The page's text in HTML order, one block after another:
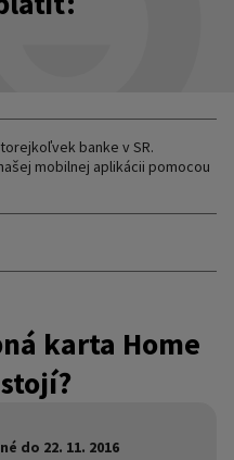
tak, aby bola
banke v SR.
mobilnej aplikácii pomocou
karta Home
do 22. 11. 2016